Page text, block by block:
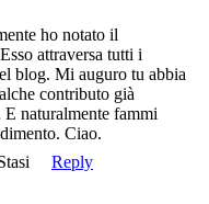
ho notato il
attraversa tutti i
blog. Mi auguro tu abbia
contributo già
naturalmente fammi
Ciao.
Reply